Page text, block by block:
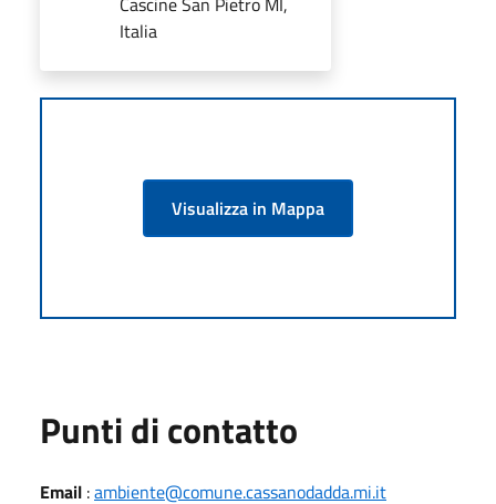
Italia
Visualizza in Mappa
Punti di contatto
Email :ambiente@comune.cassanodadda.mi.it